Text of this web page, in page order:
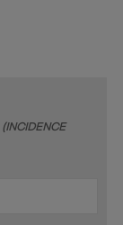
(INCIDENCE